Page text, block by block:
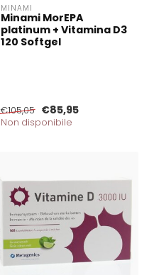
MINAMI
Minami MorEPA
platinum + Vitamina D3
120 Softgel
€105,05 €85,95
Non disponibile